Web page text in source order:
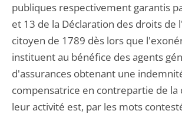
publiques respectivement garantis
et 13 de la Déclaration des droits de
citoyen de 1789 dès lors que
instituent au bénéfice des agents
d'assurances obtenant une
compensatrice en contrepartie de la
leur activité est, par les mots